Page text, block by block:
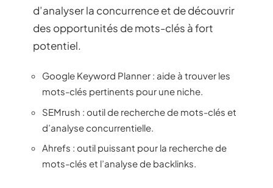
d’analyser la concurrence et de découvrir
des opportunités de mots-clés à fort
potentiel.
Google Keyword Planner : aide à trouver les
mots-clés pertinents pour une niche.
SEMrush : outil de recherche de mots-clés et
d’analyse concurrentielle.
Ahrefs : outil puissant pour la recherche de
mots-clés et l’analyse de backlinks.